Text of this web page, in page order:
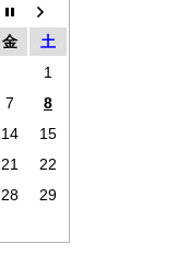
金
土
1
7
8
14
15
21
22
28
29